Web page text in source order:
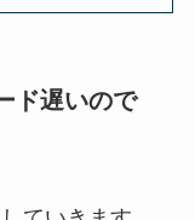
ド遅いので